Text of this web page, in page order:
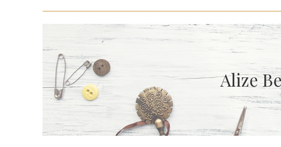
Itt megtalálhatod a fonaloázis által
forgalmazott összes terméket
Alize